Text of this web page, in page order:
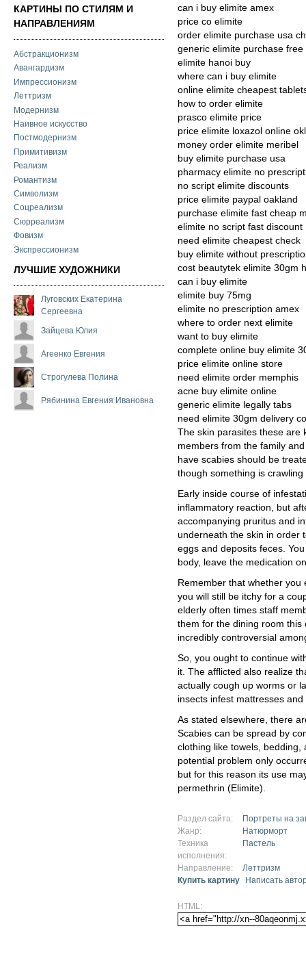
КАРТИНЫ ПО СТИЛЯМ И
НАПРАВЛЕНИЯМ
Абстракционизм
Авангардизм
Импрессионизм
Леттризм
Модернизм
Наивное искусство
Постмодернизм
Примитивизм
Реализм
Романтизм
Символизм
Соцреализм
Сюрреализм
Фовизм
Экспрессионизм
ЛУЧШИЕ ХУДОЖНИКИ
Луговских Екатерина
Сергеевна
Зайцева Юлия
Агеенко Евгения
Строгулева Полина
Рябинина Евгения Ивановна
can i buy elimite amex
price co elimite
order elimite purchase usa
generic elimite purchase free
elimite hanoi buy
where can i buy elimite
online elimite cheapest
how to order elimite
prasco elimite price
price elimite loxazol online
money order elimite meribel
buy elimite purchase usa
pharmacy elimite no
no script elimite discounts
price elimite paypal oakland
purchase elimite fast cheap
elimite no script fast discount
need elimite cheapest check
buy elimite without
cost beautytek elimite 30gm
can i buy elimite
elimite buy 75mg
elimite no prescription amex
where to order next elimite
want to buy elimite
complete online buy elimite
price elimite online store
need elimite order memphis
acne buy elimite online
generic elimite legally tabs
need elimite 30gm delivery
The skin parasites these are
members from the family
have scabies should be
though something is crawling
Early inside course of
inflammatory reaction, but
accompanying pruritus and
underneath the skin in order
eggs and deposits feces.
body, leave the medication
Remember that whether
you will still be itchy for a
elderly often times staff
them for the dining room this
incredibly controversial
So, you ought to continue
it. The afflicted also realize
actually cough up worms or
insects infest mattresses
As stated elsewhere, there
Scabies can be spread by
clothing like towels,
potential problem only
but for this reason its use
permethrin (Elimite).
Раздел сайта:
Портреты на
Жанр:
Натюрморт
Техника
исполнения:
Пастель
Направление:
Леттризм
Купить картину
Написать
HTML: